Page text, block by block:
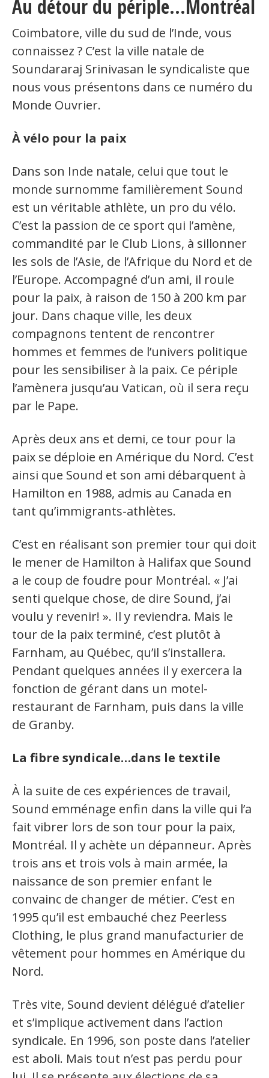
Organismes de la langue française
Organismes de la langue française
Publications
Francophonie internationale
Vidéos
Revue de presse
Langue du travail
Francisation de l'Administration
Recueil de bonnes pratiques
Secteurs d'activité
Hébergement et restauration
Plastiques et composites
Télécommunications
Aéronautique
Métallurgie
Automobile
Terminologie
Ressources terminologiques
Capsules linguistiques
Jeux et outils terminolinguistiques
Intégration linguistique
Cours de français
Témoignages
Espace militant
Matériel à télécharger
Nos campagnes
Au détour du périple...Montréal
Coimbatore, ville du sud de l’Inde, vous
connaissez ? C’est la ville natale de
Soundararaj Srinivasan le syndicaliste que
nous vous présentons dans ce numéro du
Monde Ouvrier.
À vélo pour la paix
Dans son Inde natale, celui que tout le
monde surnomme familièrement Sound
est un véritable athlète, un pro du vélo.
C’est la passion de ce sport qui l’amène,
commandité par le Club Lions, à sillonner
les sols de l’Asie, de l’Afrique du Nord et de
l’Europe. Accompagné d’un ami, il roule
pour la paix, à raison de 150 à 200 km par
jour. Dans chaque ville, les deux
compagnons tentent de rencontrer
hommes et femmes de l’univers politique
pour les sensibiliser à la paix. Ce périple
l’amènera jusqu’au Vatican, où il sera reçu
par le Pape.
Après deux ans et demi, ce tour pour la
paix se déploie en Amérique du Nord. C’est
ainsi que Sound et son ami débarquent à
Hamilton en 1988, admis au Canada en
tant qu’immigrants-athlètes.
C’est en réalisant son premier tour qui doit
le mener de Hamilton à Halifax que Sound
a le coup de foudre pour Montréal. « J’ai
senti quelque chose, de dire Sound, j’ai
voulu y revenir! ». Il y reviendra. Mais le
tour de la paix terminé, c’est plutôt à
Farnham, au Québec, qu’il s’installera.
Pendant quelques années il y exercera la
fonction de gérant dans un motel-
restaurant de Farnham, puis dans la ville
de Granby.
La fibre syndicale…dans le textile
À la suite de ces expériences de travail,
Sound emménage enfin dans la ville qui l’a
fait vibrer lors de son tour pour la paix,
Montréal. Il y achète un dépanneur. Après
trois ans et trois vols à main armée, la
naissance de son premier enfant le
convainc de changer de métier. C’est en
1995 qu’il est embauché chez Peerless
Clothing, le plus grand manufacturier de
vêtement pour hommes en Amérique du
Nord.
Très vite, Sound devient délégué d’atelier
et s’implique activement dans l’action
syndicale. En 1996, son poste dans l’atelier
est aboli. Mais tout n’est pas perdu pour